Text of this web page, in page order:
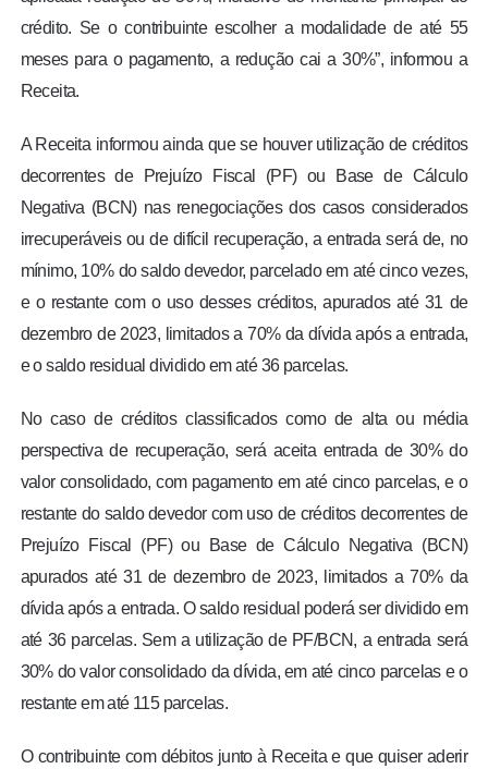
crédito. Se o contribuinte escolher a modalidade de até 55
meses para o pagamento, a redução cai a 30%”, informou a
Receita.
A Receita informou ainda que se houver utilização de créditos
decorrentes de Prejuízo Fiscal (PF) ou Base de Cálculo
Negativa (BCN) nas renegociações dos casos considerados
irrecuperáveis ou de difícil recuperação, a entrada será de, no
mínimo, 10% do saldo devedor, parcelado em até cinco vezes,
e o restante com o uso desses créditos, apurados até 31 de
dezembro de 2023, limitados a 70% da dívida após a entrada,
e o saldo residual dividido em até 36 parcelas.
No caso de créditos classificados como de alta ou média
perspectiva de recuperação, será aceita entrada de 30% do
valor consolidado, com pagamento em até cinco parcelas, e o
restante do saldo devedor com uso de créditos decorrentes de
Prejuízo Fiscal (PF) ou Base de Cálculo Negativa (BCN)
apurados até 31 de dezembro de 2023, limitados a 70% da
dívida após a entrada. O saldo residual poderá ser dividido em
até 36 parcelas. Sem a utilização de PF/BCN, a entrada será
30% do valor consolidado da dívida, em até cinco parcelas e o
restante em até 115 parcelas.
O contribuinte com débitos junto à Receita e que quiser aderir